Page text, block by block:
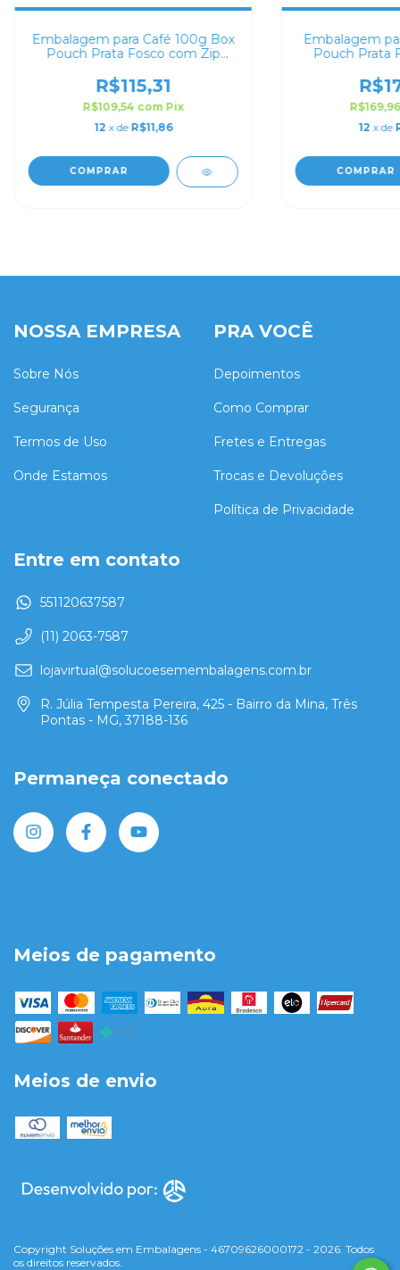
Embalagem para Café 100g Box
Pouch Prata Fosco com Zip
R$115,31
R$109,54 com Pix
12 x de R$11,86
COMPRAR
Embalagem
Pouch Prata
12 x de
COMPRAR
NOSSA EMPRESA
Sobre Nós
Segurança
Termos de Uso
Onde Estamos
PRA VOCÊ
Depoimentos
Como Comprar
Fretes e Entregas
Trocas e Devoluções
Política de Privacidade
Entre em contato
551120637587
(11) 2063-7587
lojavirtual@solucoesemembalagens.com.br
R. Júlia Tempesta Pereira, 425 - Bairro da Mina, Três
Pontas - MG, 37188-136
Permaneça conectado
Meios de pagamento
Meios de envio
Copyright Soluções em Embalagens - 46709626000172 - 2026. Todos
os direitos reservados.